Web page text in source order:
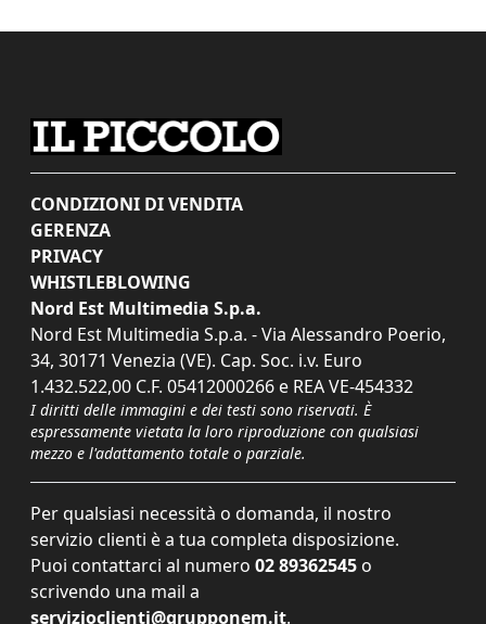
CONDIZIONI DI VENDITA
GERENZA
PRIVACY
WHISTLEBLOWING
Nord Est Multimedia S.p.a.
Nord Est Multimedia S.p.a. - Via Alessandro Poerio,
34, 30171 Venezia (VE). Cap. Soc. i.v. Euro
1.432.522,00 C.F. 05412000266 e REA VE-454332
I diritti delle immagini e dei testi sono riservati. È
espressamente vietata la loro riproduzione con qualsiasi
mezzo e l'adattamento totale o parziale.
Per qualsiasi necessità o domanda, il nostro
servizio clienti è a tua completa disposizione.
Puoi contattarci al numero 02 89362545 o
scrivendo una mail a
servizioclienti@grupponem.it.